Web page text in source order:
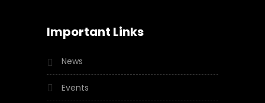
Important Links
News
Events